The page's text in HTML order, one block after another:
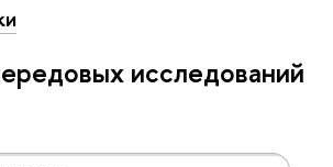
исследований